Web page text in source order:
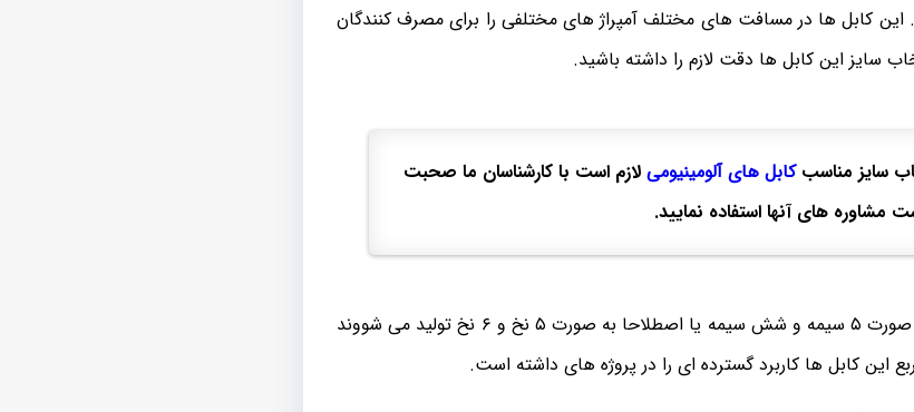
این کابل ها در مسافت های مختلف آمپراژ های مختلفی را برای مصرف کنندگان
سایز این کابل ها دقت لازم را داشته باشید.
سایز مناسبکابل های آلومینیومی لازم است با کارشناسان ما صحبت
مشاوره های آنها استفاده نمایید.
در انواع سه فاز به صورت ۵ سیمه و شش سیمه یا اصطلاحا به صورت ۵ نخ و ۶ نخ تولید می شووند